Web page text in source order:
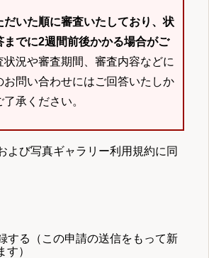
いた順に審査いたしており、状
までに2週間前後かかる場合がご
状況や審査期間、審査内容などに
お問い合わせにはご回答いたしか
承ください。
よび写真ギャラリー利用規約に同
する（この申請の送信をもって新
す）